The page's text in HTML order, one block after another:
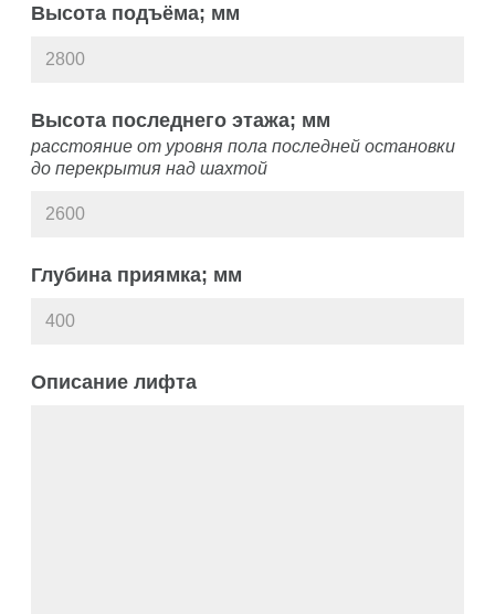
Высота подъёма; мм
Высота последнего этажа; мм
расстояние от уровня пола последней остановки
до перекрытия над шахтой
Глубина приямка; мм
Описание лифта